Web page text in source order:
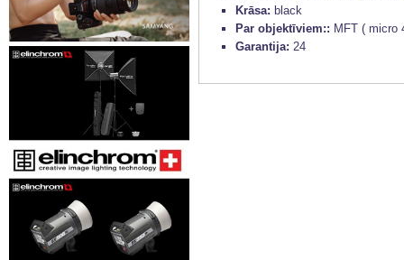
Krāsa: black
Par objektīviem:: MFT ( micro
Garantija: 24